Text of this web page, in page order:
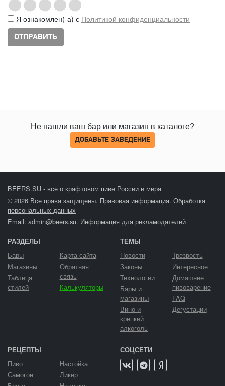
Я ознакомлен(-а) с Политикой конфиденциальности
Не нашли ваш бар или магазин в каталоге?
ДОБАВЬТЕ ЗАВЕДЕНИЕ
BEERS.SU - все о крафтовом пиве России и мира
© 2026 Все права защищены. Правовая информация. Обработка
персональных данных
Email: admin@beers.su. Информация для рекламодателей
РАЗДЕЛЫ
Бары
Магазины
Таблица
стилей
Карта сайта
Обратная
связь
Калькуляторы
ТЕМЫ
Новости
Законы
Технологии
Бары и
магазины
Вино и
крепкий
алкоголь
Трезвость
Интересное
Домашнее
пивоварение
FAQ
Дегустации
РЕЦЕПТЫ
Пиво
Самогон
Настойка
Ликёр
СОЦСЕТИ